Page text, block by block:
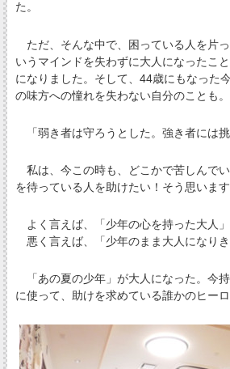
た。
ただ、そんな中で、困っている人を片
いうマインドを失わずに大人になったこ
になりました。そして、44歳にもなった
の味方への憧れを失わない自分のことも。
「弱き者は守ろうとした。強き者には挑
私は、今この時も、どこかで苦しんで
を待っている人を助けたい！そう思います
よく言えば、「少年の心を持った大人」
悪く言えば、「少年のまま大人になりき
「あの夏の少年」が大人になった。今
に使って、助けを求めている誰かのヒーロ